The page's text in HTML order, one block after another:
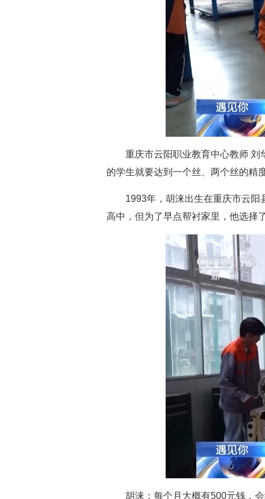
重庆市云阳职业教育中心教师
的学生就要达到一个丝、两个丝的精
1993年，胡涞出生在重庆市云
高中，但为了早点帮衬家里，他选择
胡涞：每个月大概有500元钱，